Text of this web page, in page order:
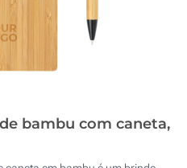
bambu com caneta,